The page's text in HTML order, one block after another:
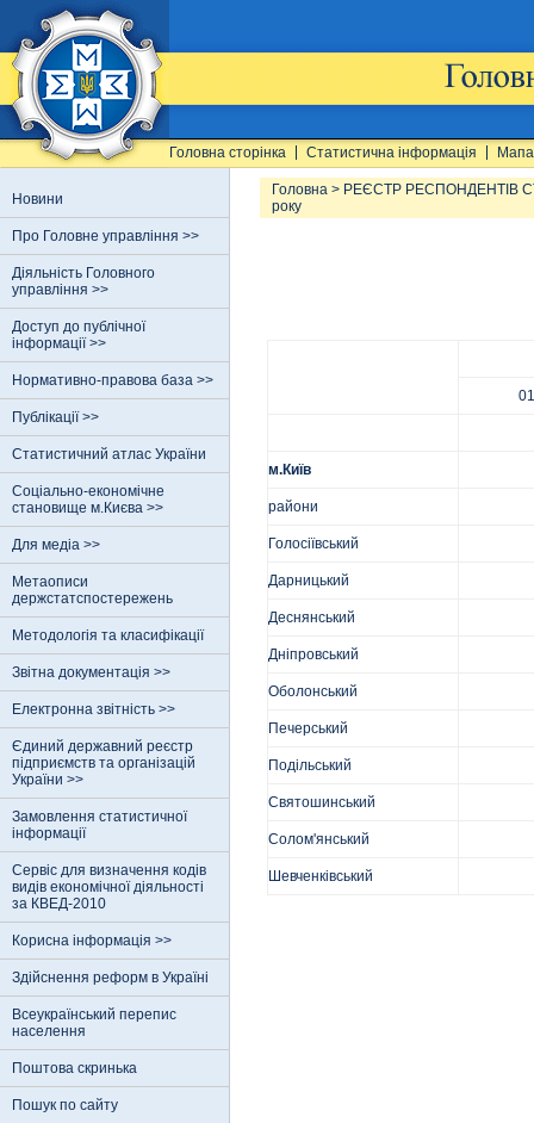
Головна сторінка Статистична інформація
Новини
Про Головне управління >>
Діяльність Головного
управління >>
Доступ до публічної
інформації >>
Нормативно-правова база >>
Публікації >>
Статистичний атлас України
Соціально-економічне
становище м.Києва >>
Для медіа >>
Метаописи
держстатспостережень
Методологія та класифікації
Звітна документація >>
Електронна звітність >>
Єдиний державний реєстр
пiдприємств та органiзацiй
України >>
Замовлення статистичної
інформації
Сервіс для визначення кодів
видів економічної діяльності
за КВЕД-2010
Корисна інформація >>
Здійснення реформ в Україні
Всеукраїнський перепис
населення
Поштова скринька
Пошук по сайту
Головна > РЕЄСТР РЕСПОНДЕНТІВ
року
м.Київ
райони
Голосіївський
Дарницький
Деснянський
Дніпровський
Оболонський
Печерський
Подільський
Святошинський
Солом'янський
Шевченківський